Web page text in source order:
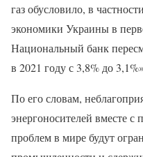
газ обусловило, в
экономики Украины в
Национальный банк
в 2021 году с 3,8% до
По его словам,
энергоносителей вместе с
проблем в мире будут